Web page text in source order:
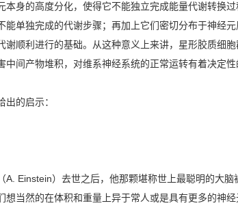
本身的高度分化，使得它不能独立完成能量代谢转换
能单独完成的代谢步骤；再加上它们密切分布于神经
谢顺利进行的基础。从这种意义上来讲，星形胶质细
中间产物堆积，对维系神经系统的正常运转有着决定性
出的启示：
Einstein）去世之后，他那颗堪称世上最聪明的大脑
想当然的在体积和重量上异于常人或是具有更多的神